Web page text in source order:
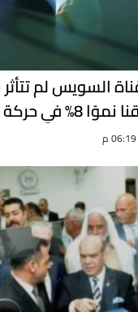
السويس لم
حركة السفن